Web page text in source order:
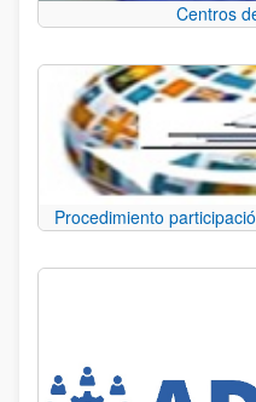
Centros
Procedimiento